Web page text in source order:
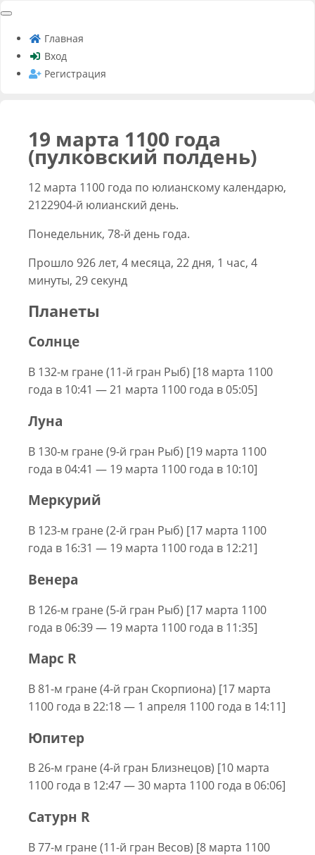
Главная
Вход
Регистрация
19 марта 1100 года
(пулковский полдень)
12 марта 1100 года по юлианскому календарю,
2122904-й юлианский день.
Понедельник, 78-й день года.
Прошло 926 лет, 4 месяца, 22 дня, 1 час, 4
минуты, 29 секунд
Планеты
Солнце
В 132-м гране (11-й гран Рыб) [18 марта 1100
года в 10:41 — 21 марта 1100 года в 05:05]
Луна
В 130-м гране (9-й гран Рыб) [19 марта 1100
года в 04:41 — 19 марта 1100 года в 10:10]
Меркурий
В 123-м гране (2-й гран Рыб) [17 марта 1100
года в 16:31 — 19 марта 1100 года в 12:21]
Венера
В 126-м гране (5-й гран Рыб) [17 марта 1100
года в 06:39 — 19 марта 1100 года в 11:35]
Марс R
В 81-м гране (4-й гран Скорпиона) [17 марта
1100 года в 22:18 — 1 апреля 1100 года в 14:11]
Юпитер
В 26-м гране (4-й гран Близнецов) [10 марта
1100 года в 12:47 — 30 марта 1100 года в 06:06]
Сатурн R
В 77-м гране (11-й гран Весов) [8 марта 1100